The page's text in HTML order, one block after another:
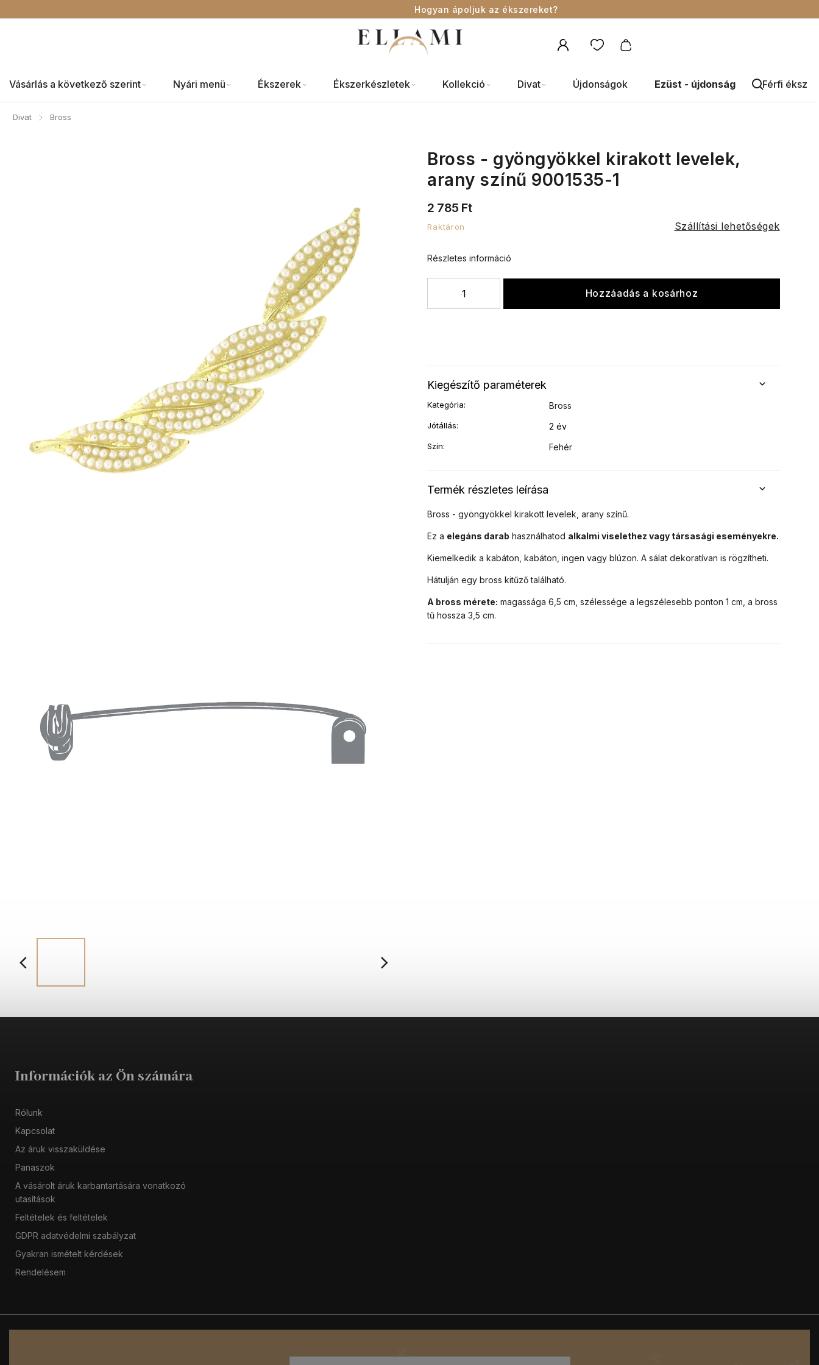
Hogyan ápoljuk az ékszereket?
Vásárlás a következő szerint Nyári menü Ékszerek Ékszerkészletek Kollekció Divat Újdonságok Ezüst - újdonság Férfi
Divat / Bross
Bross - gyöngyökkel kirakott levelek,
arany színű 9001535-1
2 785 Ft
Raktáron Szállítási lehetőségek
Hozzáadás a kosárhoz
Részletes információ
Termék részletes leírása
Bross - gyöngyökkel kirakott levelek, arany színű.
Ez a elegáns darab használhatod alkalmi viselethez vagy társasági eseményekre.
Kiemelkedik a kabáton, kabáton, ingen vagy blúzon. A sálat dekoratívan is rögzítheti.
Hátulján egy bross kitűző található.
A bross mérete: magassága 6,5 cm, szélessége a legszélesebb ponton 1 cm, a bross
tű hossza 3,5 cm.
Kiegészítő paraméterek
Kategória: Bross
Jótállás: 2 év
Szín: Fehér
Információk az Ön számára
Rólunk
Kapcsolat
Az áruk visszaküldése
Panaszok
A vásárolt áruk karbantartására vonatkozó
utasítások
Feltételek és feltételek
GDPR adatvédelmi szabályzat
Gyakran ismételt kérdések
Rendelésem